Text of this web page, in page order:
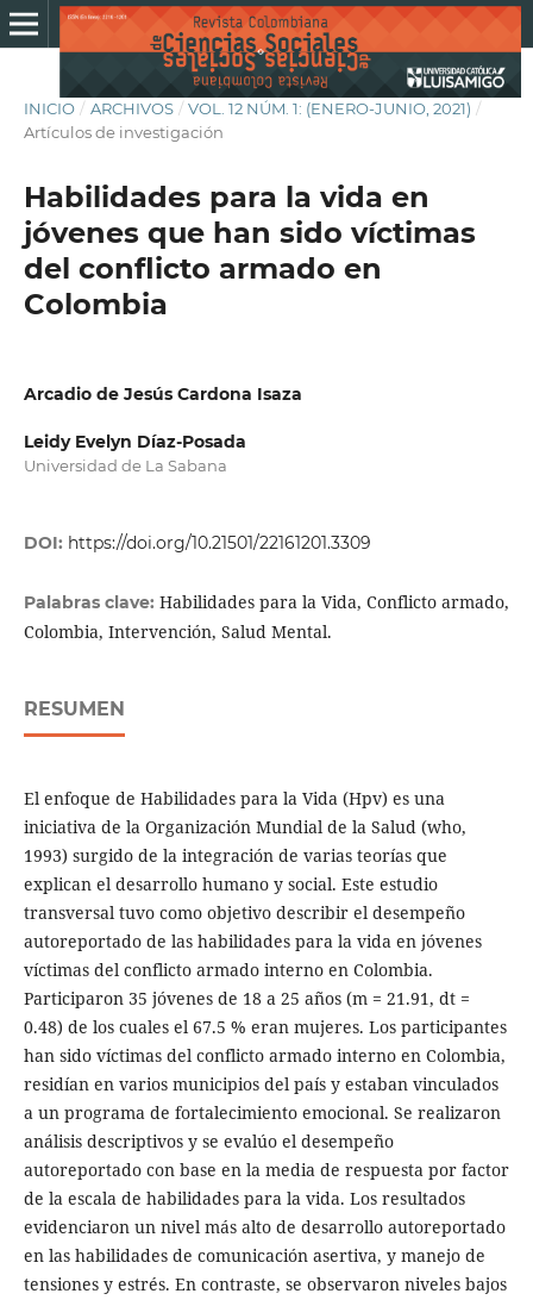
INICIO / ARCHIVOS / VOL. 12 NÚM. 1: (ENERO-JUNIO, 2021) /
Artículos de investigación
Habilidades para la vida en
jóvenes que han sido víctimas
del conflicto armado en
Colombia
Arcadio de Jesús Cardona Isaza
Leidy Evelyn Díaz-Posada
Universidad de La Sabana
DOI: https://doi.org/10.21501/22161201.3309
Palabras clave: Habilidades para la Vida, Conflicto armado,
Colombia, Intervención, Salud Mental.
RESUMEN
El enfoque de Habilidades para la Vida (Hpv) es una
iniciativa de la Organización Mundial de la Salud (who,
1993) surgido de la integración de varias teorías que
explican el desarrollo humano y social. Este estudio
transversal tuvo como objetivo describir el desempeño
autoreportado de las habilidades para la vida en jóvenes
víctimas del conflicto armado interno en Colombia.
Participaron 35 jóvenes de 18 a 25 años (m = 21.91, dt =
0.48) de los cuales el 67.5 % eran mujeres. Los participantes
han sido víctimas del conflicto armado interno en Colombia,
residían en varios municipios del país y estaban vinculados
a un programa de fortalecimiento emocional. Se realizaron
análisis descriptivos y se evalúo el desempeño
autoreportado con base en la media de respuesta por factor
de la escala de habilidades para la vida. Los resultados
evidenciaron un nivel más alto de desarrollo autoreportado
en las habilidades de comunicación asertiva, y manejo de
tensiones y estrés. En contraste, se observaron niveles bajos